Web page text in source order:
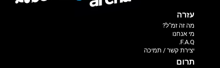
עזרה
מה זה זמ"ל?
מי אנחנו
F.A.Q.
יצירת קשר / תמיכה
תרום